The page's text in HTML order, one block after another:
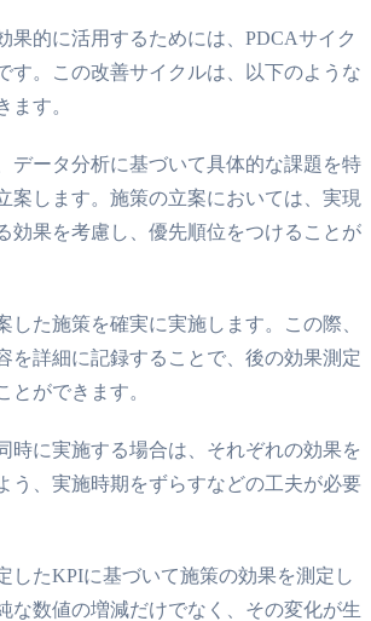
果的に活用するためには、PDCAサイク
す。この改善サイクルは、以下のような
ます。
データ分析に基づいて具体的な課題を特
案します。施策の立案においては、実現
効果を考慮し、優先順位をつけることが
した施策を確実に実施します。この際、
を詳細に記録することで、後の効果測定
とができます。
時に実施する場合は、それぞれの効果を
う、実施時期をずらすなどの工夫が必要
したKPIに基づいて施策の効果を測定し
な数値の増減だけでなく、その変化が生